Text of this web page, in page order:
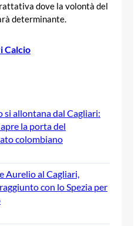
dove la volontà del
determinante.
Calcio
si allontana dal Cagliari:
la porta del
colombiano
Aurelio al Cagliari,
con lo Spezia per